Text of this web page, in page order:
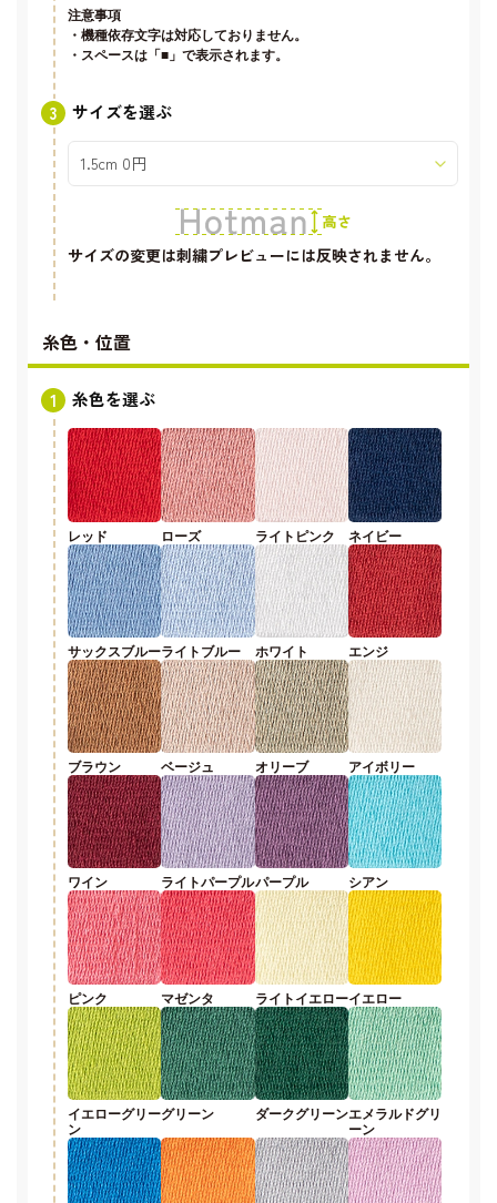
注意事項
・機種依存文字は対応しておりません。
・スペースは「■」で表示されます。
サイズを選ぶ
サイズの変更は刺繍プレビューには反映されません。
糸色・位置
糸色を選ぶ
レッド ローズ ライトピンク ネイビー
サックスブルーライトブルー ホワイト エンジ
ブラウン ベージュ オリーブ アイボリー
ワイン ライトパープルパープル シアン
ピンク マゼンタ ライトイエローイエロー
イエローグリー
ン
グリーン ダークグリーンエメラルドグリ
ーン